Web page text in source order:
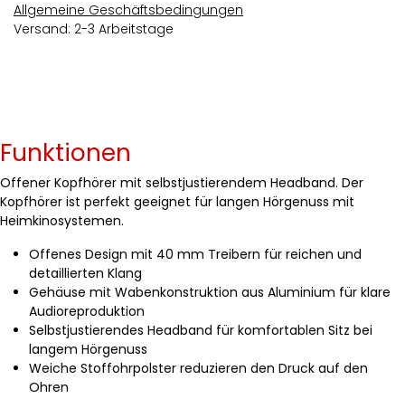
Allgemeine Geschäftsbedingungen
Versand: 2-3 Arbeitstage
Funktionen
Offener Kopfhörer mit selbstjustierendem Headband. Der
Kopfhörer ist perfekt geeignet für langen Hörgenuss mit
Heimkinosystemen.
Offenes Design mit 40 mm Treibern für reichen und
detaillierten Klang
Gehäuse mit Wabenkonstruktion aus Aluminium für klare
Audioreproduktion
Selbstjustierendes Headband für komfortablen Sitz bei
langem Hörgenuss
Weiche Stoffohrpolster reduzieren den Druck auf den
Ohren